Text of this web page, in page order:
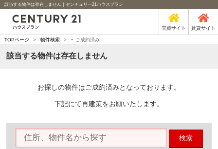
該当する物件は存在しません｜センチュリー21ハウスプラン
売買サイト 賃貸サイト
TOPページ > 物件検索 > - ご成約済み
該当する物件は存在しません
お探しの物件はご成約済みとなっております。
下記にて再建策をお願いたします。
検索